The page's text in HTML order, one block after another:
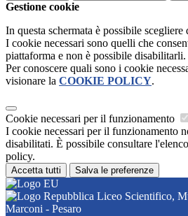
Gestione cookie
In questa schermata è possibile
I cookie necessari sono quelli che
piattaforma e non è possibile disabilitarli.
Per conoscere quali sono i cookie
visionare la COOKIE POLICY.
Cookie necessari per il funzionamento
I cookie necessari per il funzionamento
disabilitati. È possibile consultare
policy.
Accetta tutti Salva le preferenze
Liceo Scientifico,
Marconi - Pesaro